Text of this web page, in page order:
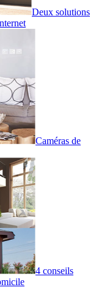
Deux solutions
Caméras de
4 conseils